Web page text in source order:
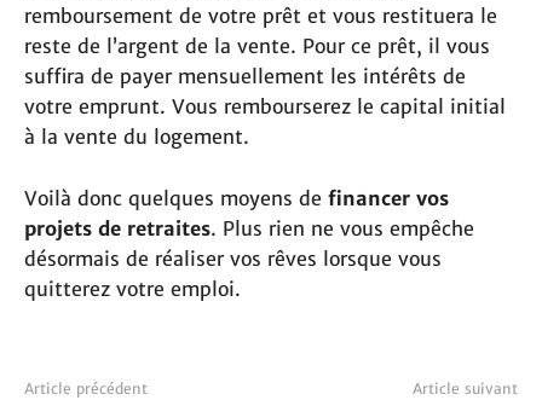
remboursement de votre prêt et vous restituera le
reste de l’argent de la vente. Pour ce prêt, il vous
suffira de payer mensuellement les intérêts de
votre emprunt. Vous rembourserez le capital initial
à la vente du logement.
Voilà donc quelques moyens de financer vos
projets de retraites. Plus rien ne vous empêche
désormais de réaliser vos rêves lorsque vous
quitterez votre emploi.
Article précédent Article suivant